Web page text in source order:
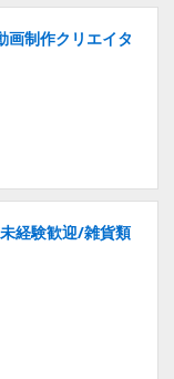
画制作クリエイタ
経験歓迎/雑貨類